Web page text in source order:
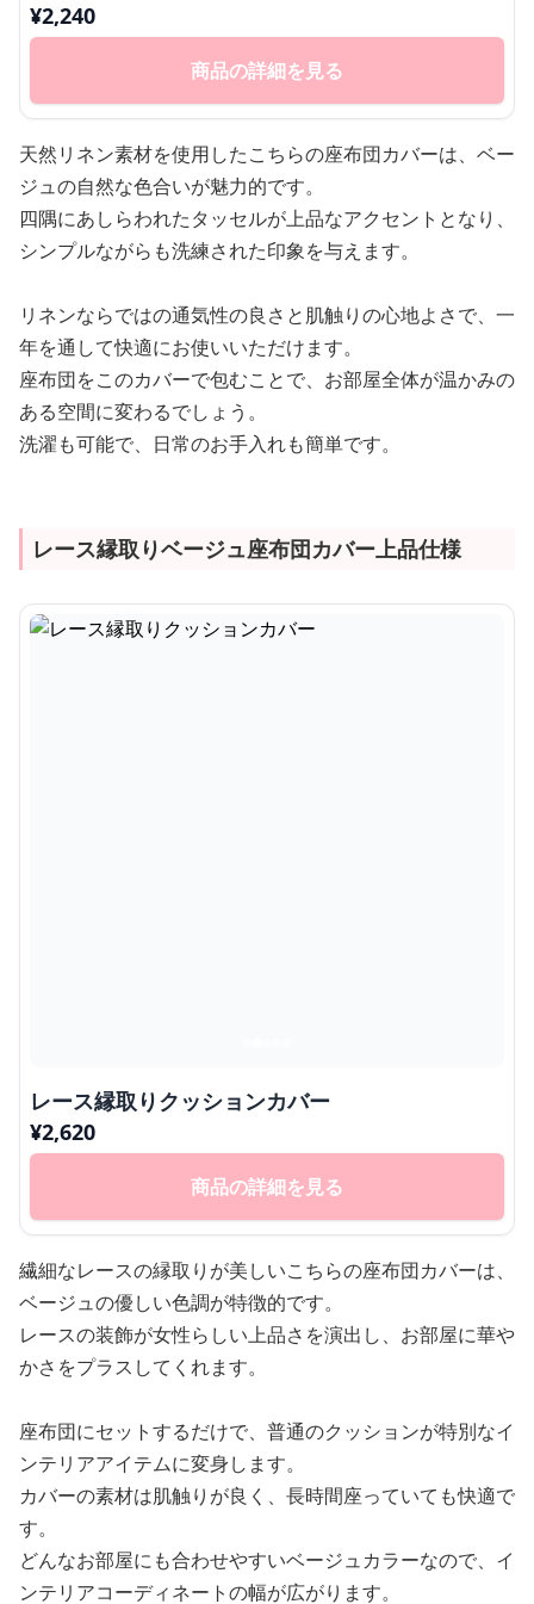
¥2,240
商品の詳細を見る
天然リネン素材を使用したこちらの座布団カバーは、ベー
ジュの自然な色合いが魅力的です。
四隅にあしらわれたタッセルが上品なアクセントとなり、
シンプルながらも洗練された印象を与えます。
リネンならではの通気性の良さと肌触りの心地よさで、一
年を通して快適にお使いいただけます。
座布団をこのカバーで包むことで、お部屋全体が温かみの
ある空間に変わるでしょう。
洗濯も可能で、日常のお手入れも簡単です。
レース縁取りベージュ座布団カバー上品仕様
レース縁取りクッションカバー
¥2,620
商品の詳細を見る
繊細なレースの縁取りが美しいこちらの座布団カバーは、
ベージュの優しい色調が特徴的です。
レースの装飾が女性らしい上品さを演出し、お部屋に華や
かさをプラスしてくれます。
座布団にセットするだけで、普通のクッションが特別なイ
ンテリアアイテムに変身します。
カバーの素材は肌触りが良く、長時間座っていても快適で
す。
どんなお部屋にも合わせやすいベージュカラーなので、イ
ンテリアコーディネートの幅が広がります。